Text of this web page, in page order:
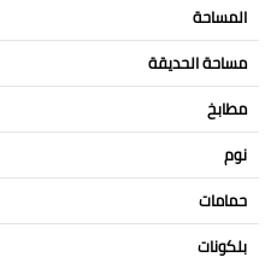
المساحة
مساحة الحديقة
مطابخ
نوم
حمامات
بلكونات